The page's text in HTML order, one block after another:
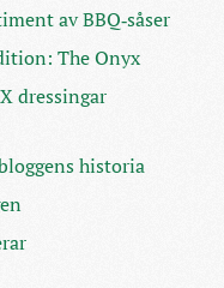
av BBQ‑såser
The Onyx
dressingar
historia